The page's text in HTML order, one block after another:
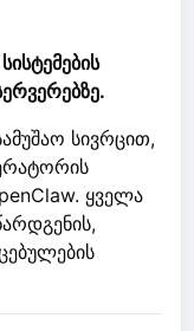
სივრცით,
ყველა